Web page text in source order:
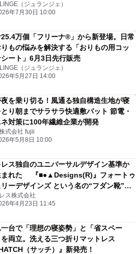
（ジュランジェ）
年7月30日 10:00
25.4万個「フリーナ®」から新登場。日常
もの悩みを解決する「おりもの用コッ
シート」6月3日先行販売
（ジュランジェ）
年5月27日 14:00
を乗り切る！風通る独自構造生地が寝
り朝までサラサラ快適敷パット 節電・
対策に100年繊維企業が開発
式会社 fujii
年5月8日 10:00
レス独自のユニバーサルデザイン基準か
まれた 『■●▲Designs(R)』フォートゥ
ーデザインズ という名の“フダン靴”
夏を快適に過ごせるよう設計されたサン
26年春夏モデル2タイプ登場
ス株式会社
年4月23日 11:45
台で「理想の寝姿勢」と「省スペー
を両立。洗える三つ折りマットレス
（サッチ）』新発売！